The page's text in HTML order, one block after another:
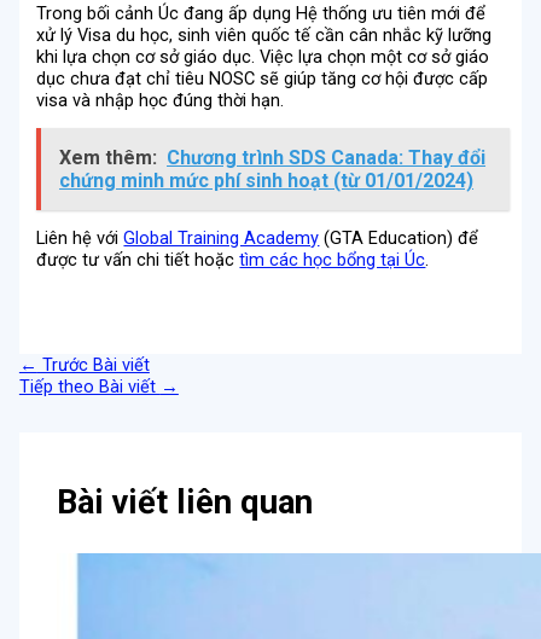
Trong bối cảnh Úc đang ấp dụng Hệ thống ưu tiên mới để
xử lý Visa du học, sinh viên quốc tế cần cân nhắc kỹ lưỡng
khi lựa chọn cơ sở giáo dục. Việc lựa chọn một cơ sở giáo
dục chưa đạt chỉ tiêu NOSC sẽ giúp tăng cơ hội được cấp
visa và nhập học đúng thời hạn.
Xem thêm: Chương trình SDS Canada: Thay đổi
chứng minh mức phí sinh hoạt (từ 01/01/2024)
Liên hệ vớiGlobal Training Academy (GTA Education) để
được tư vấn chi tiết hoặctìm các học bổng tại Úc.
← Trước Bài viết
Tiếp theo Bài viết →
Bài viết liên quan